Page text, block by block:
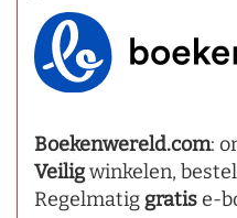
Boekenwereld.com:
Veiligwinkelen,
Regelmatig gratise-